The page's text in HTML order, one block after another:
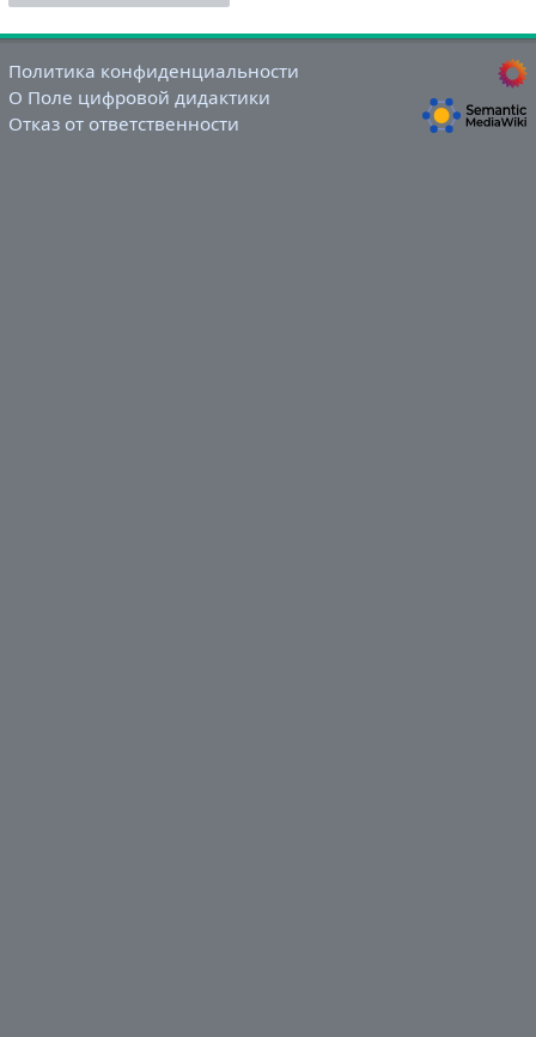
Политика конфиденциальности
О Поле цифровой дидактики
Отказ от ответственности